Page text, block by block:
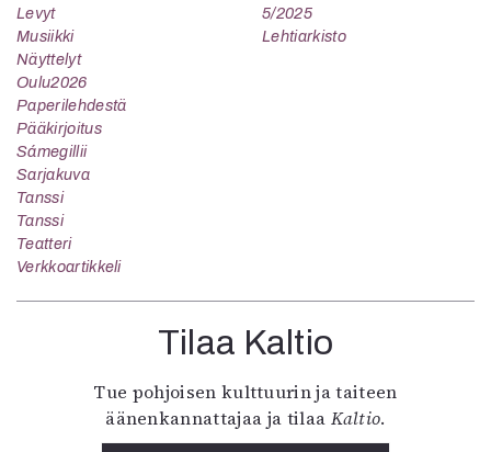
Levyt
Musiikki
Näyttelyt
Oulu2026
Paperilehdestä
Pääkirjoitus
Sámegillii
Sarjakuva
Tanssi
Tanssi
Teatteri
Verkkoartikkeli
5/2025
Lehtiarkisto
Tilaa Kaltio
Tue pohjoisen kulttuurin ja taiteen
äänenkannattajaa ja tilaa Kaltio.